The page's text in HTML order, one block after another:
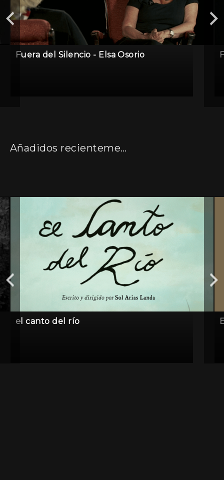
Fuera del Silencio - Elsa Osorio
Añadidos recientemente
el canto del río